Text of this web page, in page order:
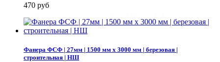
470 руб
Фанера ФСФ | 27мм | 1500 мм х 3000 мм | березовая |
строительная | НШ